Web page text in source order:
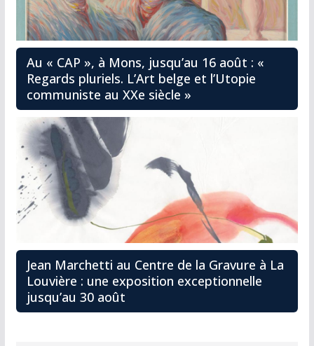
Au « CAP », à Mons, jusqu’au 16 août : «
Regards pluriels. L’Art belge et l’Utopie
communiste au XXe siècle »
Jean Marchetti au Centre de la Gravure à La
Louvière : une exposition exceptionnelle
jusqu’au 30 août